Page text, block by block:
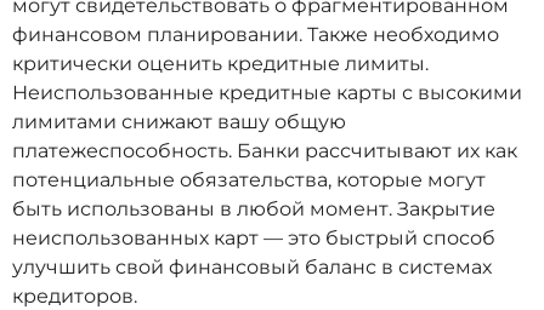
могут свидетельствовать о фрагментированном
финансовом планировании. Также необходимо
критически оценить кредитные лимиты.
Неиспользованные кредитные карты с высокими
лимитами снижают вашу общую
платежеспособность. Банки рассчитывают их как
потенциальные обязательства, которые могут
быть использованы в любой момент. Закрытие
неиспользованных карт — это быстрый способ
улучшить свой финансовый баланс в системах
кредиторов.